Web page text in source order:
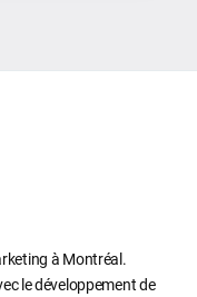
à Montréal.
le développement de